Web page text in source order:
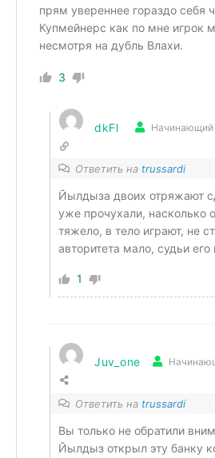
прям увереннее гораздо себя
Купмейнерс как по мне игрок
несмотря на дубль Влахи.
3
dkFl Начинающий
Ответить на trussardi
Йылдыза двоих отряжают
уже прочухали, насколько
тяжело, в тело играют, не
авторитета мало, судьи
1
Juv_one
Ответить на trussardi
Вы только не обратили
Йылдыз открыл эту банку